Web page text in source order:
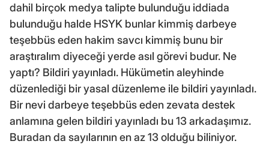
dahil birçok medya talipte bulunduğu iddiada
bulunduğu halde HSYK bunlar kimmiş darbeye
teşebbüs eden hakim savcı kimmiş bunu bir
araştıralım diyeceği yerde asıl görevi budur. Ne
yaptı? Bildiri yayınladı. Hükümetin aleyhinde
düzenlediği bir yasal düzenleme ile bildiri yayınladı.
Bir nevi darbeye teşebbüs eden zevata destek
anlamına gelen bildiri yayınladı bu 13 arkadaşımız.
Buradan da sayılarının en az 13 olduğu biliniyor.